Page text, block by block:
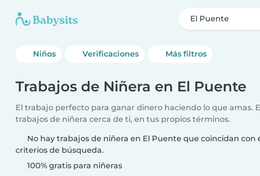
El Puente
Niños Verificaciones Más filtros
Trabajos de Niñera en El Puente
El trabajo perfecto para ganar dinero haciendo lo que amas.
trabajos de niñera cerca de ti, en tus propios términos.
No hay trabajos de niñera en El Puente que coincidan con
criterios de búsqueda.
100% gratis para niñeras